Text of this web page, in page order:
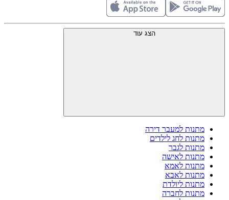
הצג עוד
מתנות למעבר דירה
מתנות לחג לילדים
מתנות לגבר
מתנות לאישה
מתנות לאמא
מתנות לאבא
מתנות ליולדת
מתנות לחברה